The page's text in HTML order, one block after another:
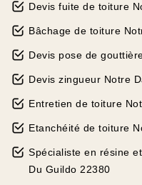
Devis fuite de toiture
Bâchage de toiture
Devis pose de
Devis zingueur Notre
Entretien de toiture
Etanchéité de toiture
Spécialiste en résine
Du Guildo 22380